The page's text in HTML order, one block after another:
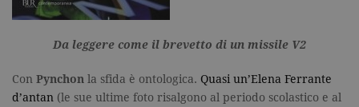
Da leggere come il brevetto di un missile V2
Con Pynchon la sfida è ontologica. Quasi un’Elena Ferrante
d’antan (le sue ultime foto risalgono al periodo scolastico e al